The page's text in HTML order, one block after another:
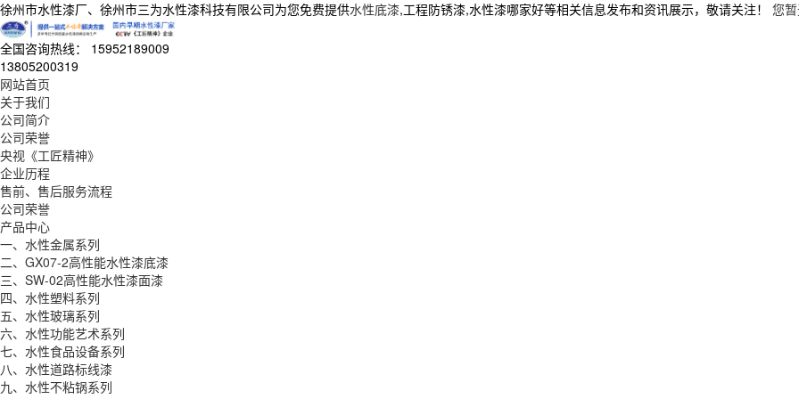
徐州市水性漆厂、徐州市三为水性漆科技有限公司为您免费提供水性底漆,工程防锈漆,水性漆哪家好等相关信息发布和资讯展示，敬请关注！ 您暂
全国咨询热线： 15952189009
13805200319
网站首页
关于我们
公司简介
公司荣誉
央视《工匠精神》
企业历程
售前、售后服务流程
公司荣誉
产品中心
一、水性金属系列
二、GX07-2高性能水性漆底漆
三、SW-02高性能水性漆面漆
四、水性塑料系列
五、水性玻璃系列
六、水性功能艺术系列
七、水性食品设备系列
八、水性道路标线漆
九、水性不粘锅系列